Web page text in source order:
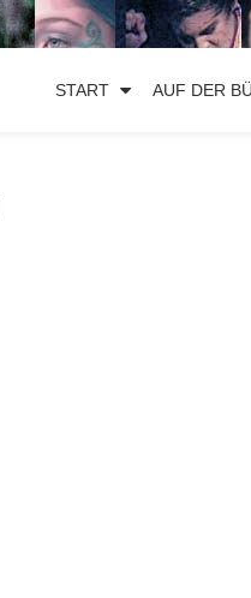
START AUF DER